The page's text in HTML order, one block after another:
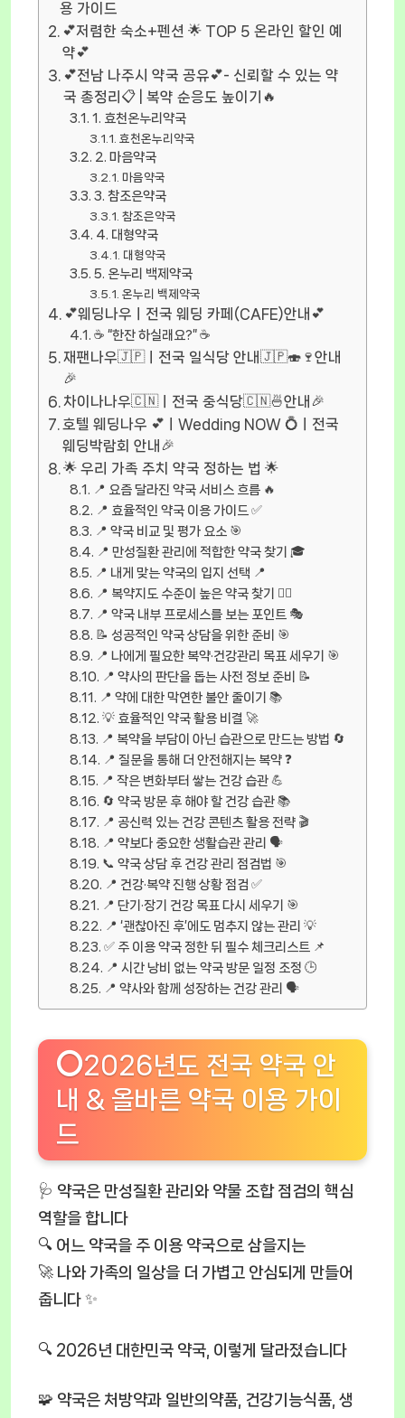
용 가이드
💕저렴한 숙소+펜션 🌟 TOP 5 온라인 할인 예
약💕
💕전남 나주시 약국 공유💕- 신뢰할 수 있는 약
국 총정리📋 | 복약 순응도 높이기🔥
1. 효천온누리약국
효천온누리약국
2. 마음약국
마음약국
3. 참조은약국
참조은약국
4. 대형약국
대형약국
5. 온누리 백제약국
온누리 백제약국
💕웨딩나우ㅣ전국 웨딩 카페(CAFE)안내💕
☕ “한잔 하실래요?” ☕
재팬나우🇯🇵ㅣ전국 일식당 안내🇯🇵🍣🍷안내
🎉
차이나나우🇨🇳ㅣ전국 중식당🇨🇳🍜안내🎉
호텔 웨딩나우 💕ㅣWedding NOW 💍ㅣ전국
웨딩박람회 안내🎉
🌟 우리 가족 주치 약국 정하는 법 🌟
📍 요즘 달라진 약국 서비스 흐름 🔥
📍 효율적인 약국 이용 가이드 ✅
📍 약국 비교 및 평가 요소 🎯
📍 만성질환 관리에 적합한 약국 찾기 🎓
📍 내게 맞는 약국의 입지 선택 📍
📍 복약지도 수준이 높은 약국 찾기 👨‍⚕️
📍 약국 내부 프로세스를 보는 포인트 🎭
📝 성공적인 약국 상담을 위한 준비 🎯
📍 나에게 필요한 복약·건강관리 목표 세우기 🎯
📍 약사의 판단을 돕는 사전 정보 준비 📝
📍 약에 대한 막연한 불안 줄이기 📚
💡 효율적인 약국 활용 비결 🚀
📍 복약을 부담이 아닌 습관으로 만드는 방법 🔄
📍 질문을 통해 더 안전해지는 복약 ❓
📍 작은 변화부터 쌓는 건강 습관 💪
🔄 약국 방문 후 해야 할 건강 습관 📚
📍 공신력 있는 건강 콘텐츠 활용 전략 🎬
📍 약보다 중요한 생활습관 관리 🗣️
📞 약국 상담 후 건강 관리 점검법 🎯
📍 건강·복약 진행 상황 점검 ✅
📍 단기·장기 건강 목표 다시 세우기 🎯
📍 ‘괜찮아진 후’에도 멈추지 않는 관리 💡
✅ 주 이용 약국 정한 뒤 필수 체크리스트 📌
📍 시간 낭비 없는 약국 방문 일정 조정 🕒
📍 약사와 함께 성장하는 건강 관리 🗣️
⭕2026년도 전국 약국 안
내 & 올바른 약국 이용 가이
드
🩺 약국은 만성질환 관리와 약물 조합 점검의 핵심
역할을 합니다
🔍 어느 약국을 주 이용 약국으로 삼을지는
🚀 나와 가족의 일상을 더 가볍고 안심되게 만들어
줍니다 ✨
🔍 2026년 대한민국 약국, 이렇게 달라졌습니다
🧩 약국은 처방약과 일반의약품, 건강기능식품, 생